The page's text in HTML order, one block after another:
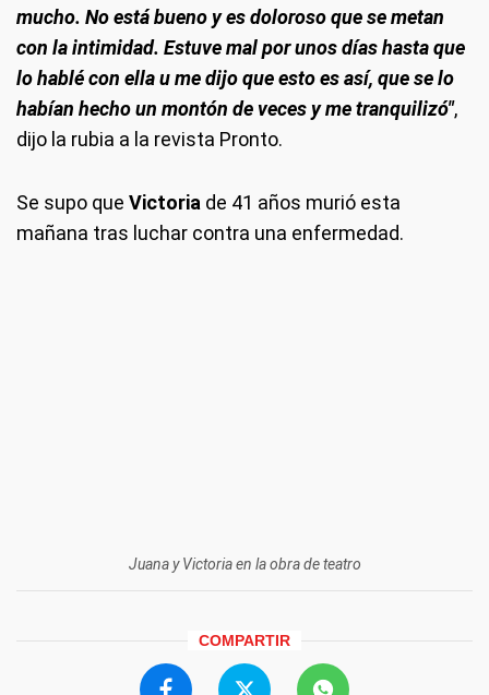
mucho. No está bueno y es doloroso que se metan
con la intimidad. Estuve mal por unos días hasta que
lo hablé con ella u me dijo que esto es así, que se lo
habían hecho un montón de veces y me tranquilizó",
dijo la rubia a la revista Pronto.
Se supo que Victoria de 41 años murió esta
mañana tras luchar contra una enfermedad.
Juana y Victoria en la obra de teatro
COMPARTIR